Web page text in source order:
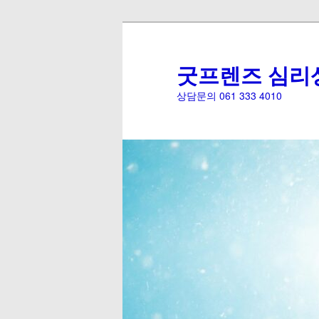
굿프렌즈 심리
상담문의 061 333 4010